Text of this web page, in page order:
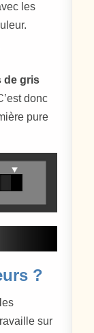
les
de gris
donc
pure
?
sur